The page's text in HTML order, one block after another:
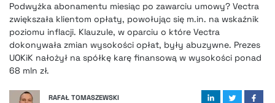
FINTEKEXTRA
OKIEM EKSPERTA
Podwyżka abonamentu miesiąc po zawarciu umowy? Vectra
zwiększała klientom opłaty, powołując się m.in. na wskaźnik
poziomu inflacji. Klauzule, w oparciu o które Vectra
dokonywała zmian wysokości opłat, były abuzywne. Prezes
UOKiK nałożył na spółkę karę finansową w wysokości ponad
68 mln zł.
RAFAŁ TOMASZEWSKI